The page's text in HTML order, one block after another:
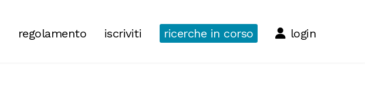
regolamento iscriviti ricerche in corso login